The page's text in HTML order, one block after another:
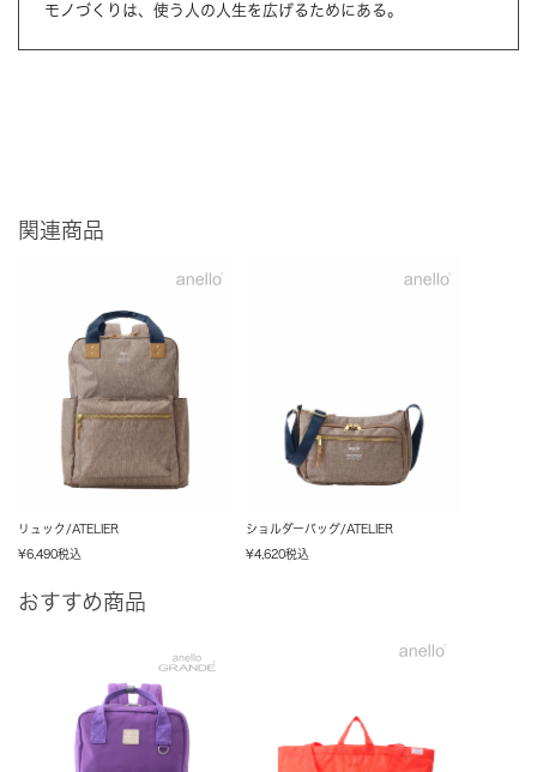
モノづくりは、使う人の人生を広げるためにある。
関連商品
リュック/ATELIER
¥6,490税込
ショルダーバッグ/ATELIER
¥4,620税込
おすすめ商品